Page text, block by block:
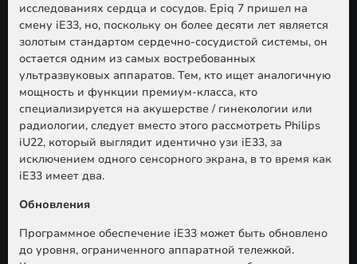
исследованиях сердца и сосудов. Epiq 7 пришел на
смену iE33, но, поскольку он более десяти лет является
золотым стандартом сердечно-сосудистой системы, он
остается одним из самых востребованных
ультразвуковых аппаратов. Тем, кто ищет аналогичную
мощность и функции премиум-класса, кто
специализируется на акушерстве / гинекологии или
радиологии, следует вместо этого рассмотреть Philips
iU22, который выглядит идентично узи iE33, за
исключением одного сенсорного экрана, в то время как
iE33 имеет два.
Обновления
Программное обеспечение iE33 может быть обновлено
до уровня, ограниченного аппаратной тележкой.